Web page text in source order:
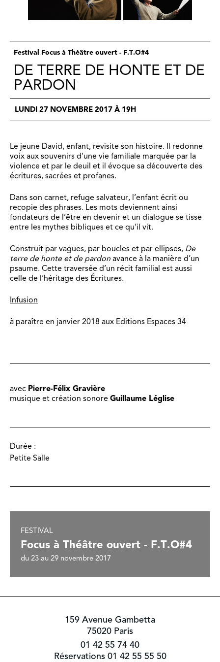
Festival Focus à Théâtre ouvert - F.T.O#4
DE TERRE DE HONTE ET DE
PARDON
LUNDI 27 NOVEMBRE 2017 À 19H
Le jeune David, enfant, revisite son histoire. Il redonne
voix aux souvenirs d’une vie familiale marquée par la
violence et par le deuil et il évoque sa découverte des
écritures, sacrées et profanes.
Dans son carnet, refuge salvateur, l’enfant écrit ou
recopie des phrases. Les mots deviennent ainsi
fondateurs de l’être en devenir et un dialogue se tisse
entre les mythes bibliques et ce qu’il vit.
Construit par vagues, par boucles et par ellipses, De
terre de honte et de pardon avance à la manière d’un
psaume. Cette traversée d’un récit familial est aussi
celle de l’héritage des Écritures.
​Infusion
à paraître en janvier 2018 aux Editions Espaces 34
avec Pierre-Félix Gravière
musique et création sonore Guillaume Léglise
Durée :
Petite Salle
FESTIVAL
Focus à Théâtre ouvert - F.T.O#4
du 23 au 29 novembre 2017
159 Avenue Gambetta
75020 Paris
01 42 55 74 40
Réservations 01 42 55 55 50